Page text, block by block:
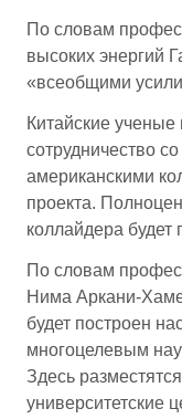
По словам
высоких энергий
«всеобщими
Китайские
сотрудничество
американскими
проекта.
коллайдера будет
По словам
Нима Аркани-
будет построен
многоцелевым
Здесь
университетские